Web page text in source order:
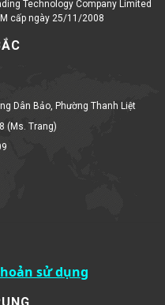
cấp ngày 25/11/2008
Dân Bảo, Phường Thanh Liệt
(Ms. Trang)
sử dụng